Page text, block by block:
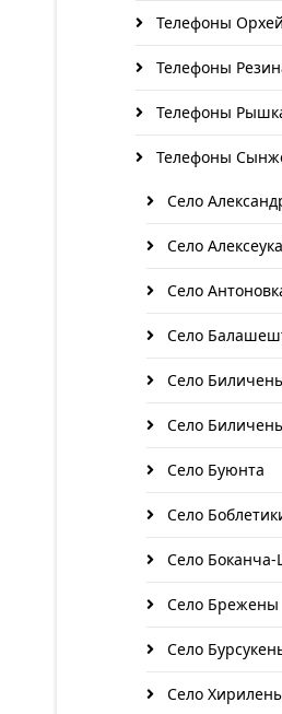
Телефоны Орхей
Телефоны
Телефоны
Телефоны
Село
Село Алексеука
Село
Село
Село
Село
Село Буюнта
Село
Село
Село Брежены
Село
Село